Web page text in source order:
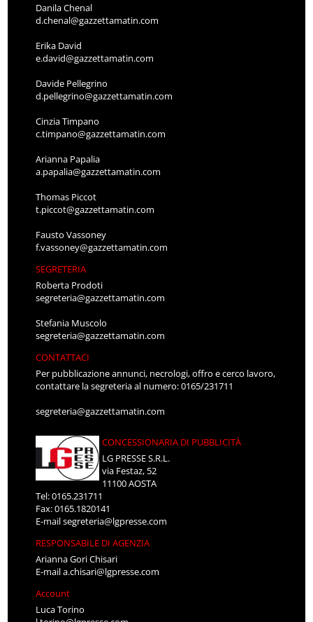
Danila Chenal
d.chenal@gazzettamatin.com
Erika David
e.david@gazzettamatin.com
Davide Pellegrino
d.pellegrino@gazzettamatin.com
Cinzia Timpano
c.timpano@gazzettamatin.com
Arianna Papalia
a.papalia@gazzettamatin.com
Thomas Piccot
t.piccot@gazzettamatin.com
Fausto Vassoney
f.vassoney@gazzettamatin.com
SEGRETERIA
Roberta Prodoti
segreteria@gazzettamatin.com
Stefania Muscolo
segreteria@gazzettamatin.com
CONTATTACI
Per pubblicazione annunci, necrologi, offro e cerco lavoro,
contattare la segreteria al numero: 0165/231711
segreteria@gazzettamatin.com
CONCESSIONARIA DI PUBBLICITÀ
LG PRESSE S.R.L.
via Festaz, 52
11100 AOSTA
Tel: 0165.231711
Fax: 0165.1820141
E-mailsegreteria@lgpresse.com
RESPONSABILE DI AGENZIA
Arianna Gori Chisari
E-maila.chisari@lgpresse.com
Account
Luca Torino